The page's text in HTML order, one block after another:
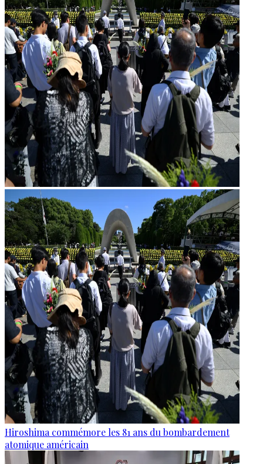
Hiroshima commémore les 81 ans du bombardement
atomique américain